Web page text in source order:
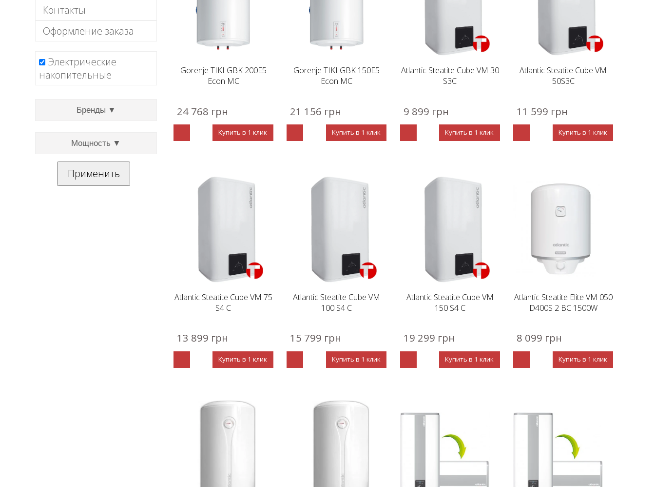
Контакты
Оформление заказа
Электрические
накопительные
Бренды ▼
Мощность ▼
Gorenje TIKI GBK 200E5
Econ MC
24 768 грн
Купить в 1 клик
Gorenje TIKI GBK 150E5
Econ MC
21 156 грн
Купить в 1 клик
Atlantic Steatite Cube VM 30
S3C
9 899 грн
Купить в 1 клик
Atlantic Steatite Cube VM
50S3C
11 599 грн
Купить в 1 клик
Atlantic Steatite Cube VM 75
S4 C
13 899 грн
Купить в 1 клик
Atlantic Steatite Cube VM
100 S4 C
15 799 грн
Купить в 1 клик
Atlantic Steatite Cube VM
150 S4 C
19 299 грн
Купить в 1 клик
Atlantic Steatite Elite VM 050
D400S 2 BC 1500W
8 099 грн
Купить в 1 клик